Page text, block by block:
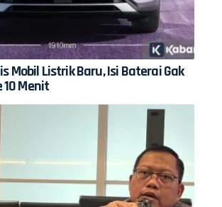
Mobil Listrik Baru, Isi Baterai Gak
10 Menit